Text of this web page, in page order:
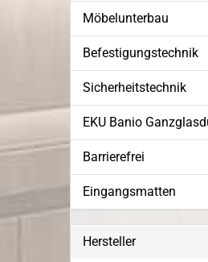
Möbelunterbau
Befestigungstechnik
Sicherheitstechnik
EKU Banio
Barrierefrei
Eingangsmatten
Hersteller